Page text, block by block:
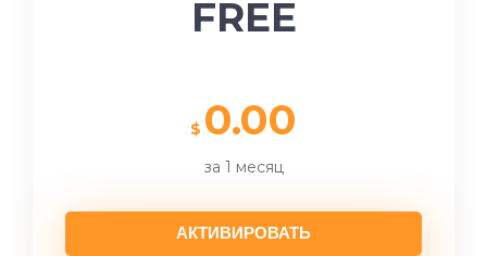
FREE
$ 0.00
за 1 месяц
АКТИВИРОВАТЬ